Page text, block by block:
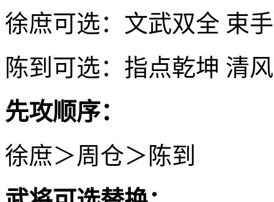
徐庶可选：文武双全 束
陈到可选：指点乾坤 清
先攻顺序：
徐庶＞周仓＞陈到